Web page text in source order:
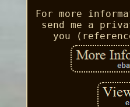
For more
send me a
you